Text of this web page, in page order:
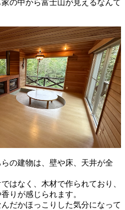
の中から富士山が見えるなんて
の建物は、壁や床、天井が全
はなく、木材で作られており、
りが感じられます。
だかほっこりした気分になって